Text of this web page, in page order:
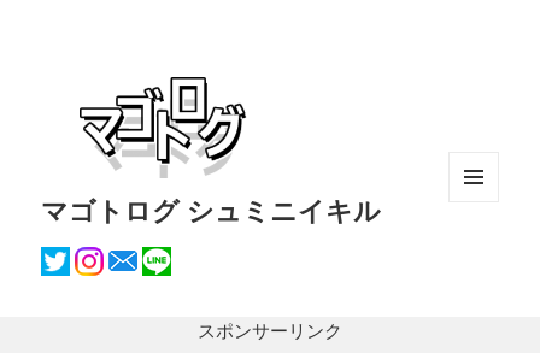
マゴトログ シュミニイキル
スポンサーリンク